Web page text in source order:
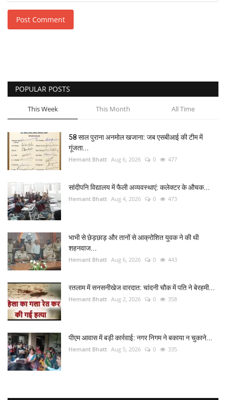
Post Comment
POPULAR POSTS
This Week This Month All Time
58 साल पुराना अनमोल खजाना: जब एसबीआई की टीम में
गूंजता...
Hemant Bhatt Aug 6, 2026 0 477
सांदीपनि विद्यालय में फैली अव्यवस्थाएं: कलेक्टर के औचक...
Hemant Bhatt Aug 4, 2026 0 473
भाभी से छेड़छाड़ और तानों से आक्रोशित युवक ने की थी
शहनवाज...
Hemant Bhatt Aug 6, 2026 0 443
रतलाम में सनसनीखेज वारदात: चांदनी चौक में पति ने बेरहमी...
Hemant Bhatt Aug 2, 2026 0 358
पीएम आवास में बड़ी कार्रवाई: नगर निगम ने बकाया न चुकाने...
Hemant Bhatt Aug 5, 2026 0 335